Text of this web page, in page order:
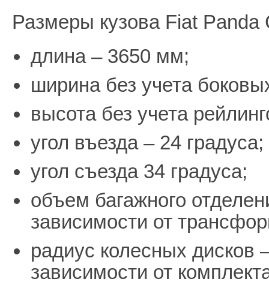
Размеры кузова Fiat Panda
длина – 3650 мм;
ширина без учета
высота без учета
угол въезда – 24 градуса;
угол съезда 34 градуса;
объем багажного
зависимости от
радиус колесных
зависимости от